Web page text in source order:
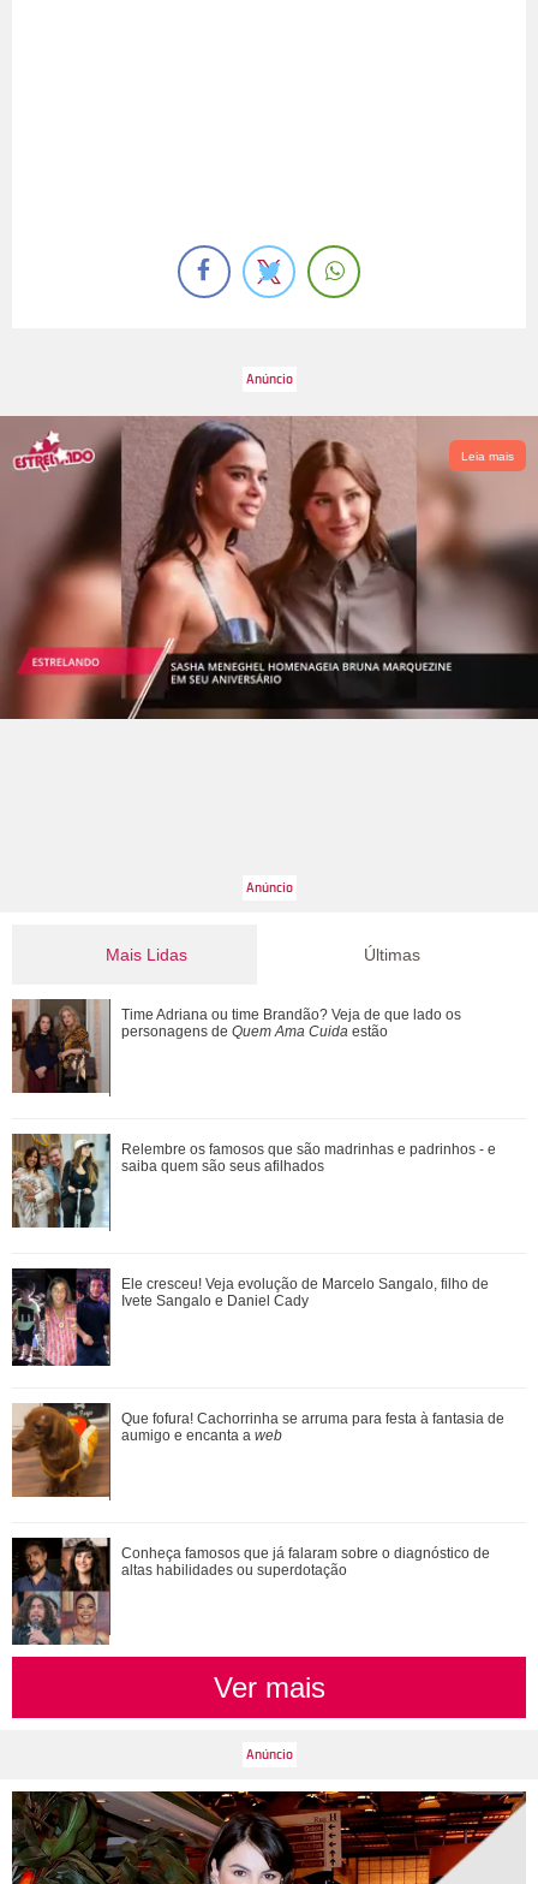
Leia mais
Mais Lidas
Ronei e Cinara desconfiam da ligação de Zilá com
Verônica. Saiba o que vai acontecer em ...
Ele cresceu! Veja evolução de Marcelo Sangalo, filho de
Ivete Sangalo e Daniel Cady
Omar e Alika conversam sobre a retomada de Batanga,
quando Tonho chega. Saiba o que vai acont...
Adriana vê Pedro e Bruna no restaurante. Confira o que vai
rolar nesta sexta-feira em Quem A...
Conheça famosos que já falaram sobre o diagnóstico de
altas habilidades ou superdotação
Últimas
Time Adriana ou time Brandão? Veja de que lado os
personagens de Quem Ama Cuida estão
Relembre os famosos que são madrinhas e padrinhos - e
saiba quem são seus afilhados
Ele cresceu! Veja evolução de Marcelo Sangalo, filho de
Ivete Sangalo e Daniel Cady
Que fofura! Cachorrinha se arruma para festa à fantasia de
aumigo e encanta a web
Conheça famosos que já falaram sobre o diagnóstico de
altas habilidades ou superdotação
Ver mais